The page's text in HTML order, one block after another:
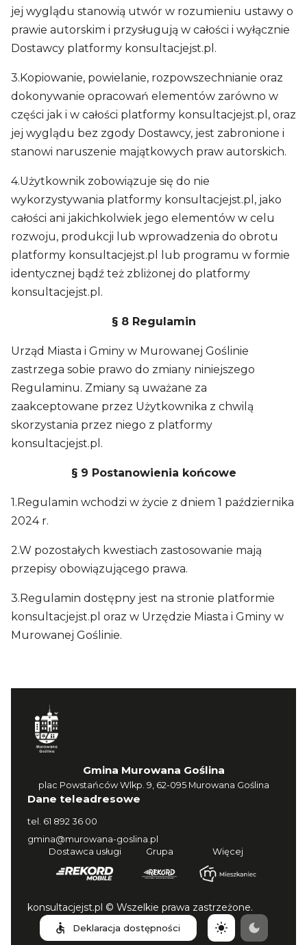
jej wyglądu stanowią utwór w rozumieniu ustawy o
prawie autorskim i przysługują w całości i wyłącznie
Dostawcy platformy konsultacjejst.pl.
3.Kopiowanie, powielanie, rozpowszechnianie oraz
dokonywanie opracowań elementów zarówno w
części jak i w całości platformy konsultacjejst.pl, oraz
jej wyglądu bez zgody Dostawcy, jest zabronione i
stanowi naruszenie majątkowych praw autorskich.
4.Użytkownik zobowiązuje się do nie
wykorzystywania platformy konsultacjejst.pl, jako
całości ani jakichkolwiek jego elementów w celu
rozwoju, produkcji lub wprowadzenia do obrotu
platformy konsultacjejst.pl lub programu w formie
identycznej bądź też zbliżonej do platformy
konsultacjejst.pl.
§ 8 Regulamin
Urząd Miasta i Gminy w Murowanej Goślinie
zastrzega sobie prawo do zmiany niniejszego
Regulaminu. Zmiany są uważane za
zaakceptowane przez Użytkownika z chwilą
skorzystania przez niego z platformy
konsultacjejst.pl.
§ 9 Postanowienia końcowe
1.Regulamin wchodzi w życie z dniem 1 października
2024 r.
2.W pozostałych kwestiach zastosowanie mają
przepisy obowiązującego prawa.
3.Regulamin dostępny jest na stronie platformie
konsultacjejst.pl oraz w Urzędzie Miasta i Gminy w
Murowanej Goślinie.
Gmina Murowana Goślina
plac Powstańców Wlkp. 9, 62-095 Murowana Goślina
Dane teleadresowe
tel. 61 892 36 00
gmina@murowana-goslina.pl
Dostawca usługi
Grupa Więcej
konsultacjejst.pl © Wszelkie prawa zastrzeżone.
Deklaracja dostępności